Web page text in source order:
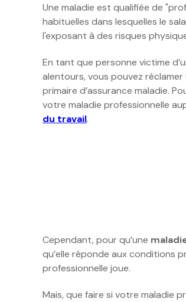
Une maladie est qualifiée de
habituelles dans lesquelles le
l'exposant à des risques
En tant que personne victime
alentours, vous pouvez
primaire d’assurance maladie.
votre maladie professionnelle
du travail.
Cependant, pour qu’une
qu’elle réponde aux conditions
professionnelle joue.
Mais, que faire si votre maladie